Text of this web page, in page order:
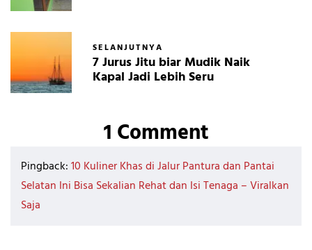
SELANJUTNYA
7 Jurus Jitu biar Mudik Naik
Kapal Jadi Lebih Seru
1 Comment
Pingback:10 Kuliner Khas di Jalur Pantura dan Pantai
Selatan Ini Bisa Sekalian Rehat dan Isi Tenaga – Viralkan
Saja